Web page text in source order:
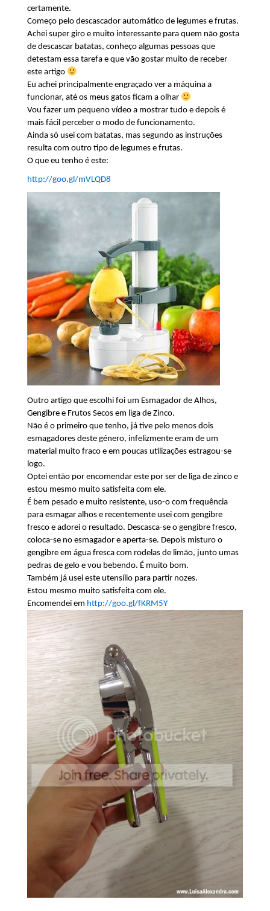
certamente.
Começo pelo descascador automático de legumes e frutas.
Achei super giro e muito interessante para quem não gosta
de descascar batatas, conheço algumas pessoas que
detestam essa tarefa e que vão gostar muito de receber
este artigo
Eu achei principalmente engraçado ver a máquina a
funcionar, até os meus gatos ficam a olhar
Vou fazer um pequeno vídeo a mostrar tudo e depois é
mais fácil perceber o modo de funcionamento.
Ainda só usei com batatas, mas segundo as instruções
resulta com outro tipo de legumes e frutas.
O que eu tenho é este:
http://goo.gl/mVLQD8
Outro artigo que escolhi foi um Esmagador de Alhos,
Gengibre e Frutos Secos em liga de Zinco.
Não é o primeiro que tenho, já tive pelo menos dois
esmagadores deste género, infelizmente eram de um
material muito fraco e em poucas utilizações estragou-se
logo.
Optei então por encomendar este por ser de liga de zinco e
estou mesmo muito satisfeita com ele.
É bem pesado e muito resistente, uso-o com frequência
para esmagar alhos e recentemente usei com gengibre
fresco e adorei o resultado. Descasca-se o gengibre fresco,
coloca-se no esmagador e aperta-se. Depois misturo o
gengibre em água fresca com rodelas de limão, junto umas
pedras de gelo e vou bebendo. É muito bom.
Também já usei este utensílio para partir nozes.
Estou mesmo muito satisfeita com ele.
Encomendei em http://goo.gl/fKRM5Y